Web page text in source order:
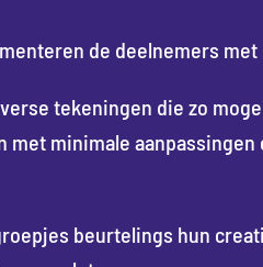
de deelnemers met
tekeningen die zo
minimale
beurtelings hun